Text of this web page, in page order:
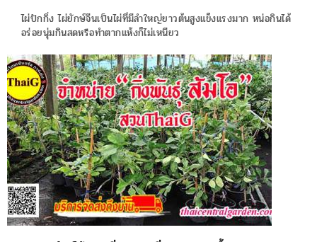
ไผ่ปักกิ่ง ไผ่ยักษ์จีนเป็นไผ่ที่มีลำใหญ่ยาวต้นสูงแข็งแรงมาก หน่อกินได้
อร่อยนุ่มกินสดหรือทำตากแห้งก็ไม่เหนียว